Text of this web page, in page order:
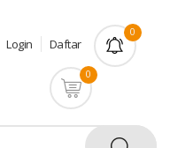
Login Daftar
0
0